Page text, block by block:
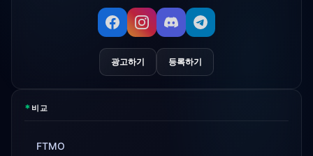
광고하기 등록하기
* 비교
FTMO